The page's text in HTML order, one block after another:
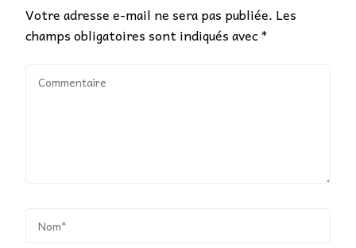
Votre adresse e-mail ne sera pas publiée. Les
champs obligatoires sont indiqués avec*